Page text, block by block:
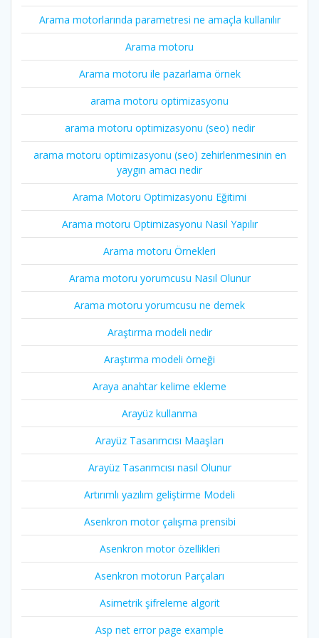
Arama motorlarında parametresi ne amaçla kullanılır
Arama motoru
Arama motoru ile pazarlama örnek
arama motoru optimizasyonu
arama motoru optimizasyonu (seo) nedir
arama motoru optimizasyonu (seo) zehirlenmesinin en
yaygın amacı nedir
Arama Motoru Optimizasyonu Eğitimi
Arama motoru Optimizasyonu Nasıl Yapılır
Arama motoru Örnekleri
Arama motoru yorumcusu Nasıl Olunur
Arama motoru yorumcusu ne demek
Araştırma modeli nedir
Araştırma modeli örneği
Araya anahtar kelime ekleme
Arayüz kullanma
Arayüz Tasarımcısı Maaşları
Arayüz Tasarımcısı nasıl Olunur
Artırımlı yazılım geliştirme Modeli
Asenkron motor çalışma prensibi
Asenkron motor özellikleri
Asenkron motorun Parçaları
Asimetrik şifreleme algorit
Asp net error page example